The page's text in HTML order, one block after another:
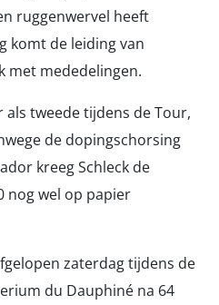
ruggenwervel heeft
komt de leiding van
met mededelingen.
als tweede tijdens de Tour,
de dopingschorsing
kreeg Schleck de
nog wel op papier
zaterdag tijdens de
du Dauphiné na 64